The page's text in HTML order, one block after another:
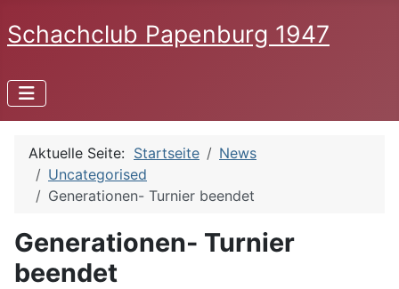
Schachclub Papenburg 1947
Aktuelle Seite: Startseite
News
Uncategorised
Generationen- Turnier beendet
Generationen- Turnier
beendet